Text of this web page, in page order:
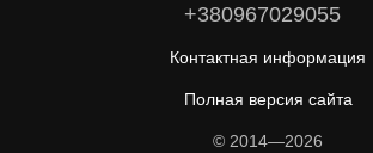
+380967029055
Контактная информация
Полная версия сайта
© 2014—2026